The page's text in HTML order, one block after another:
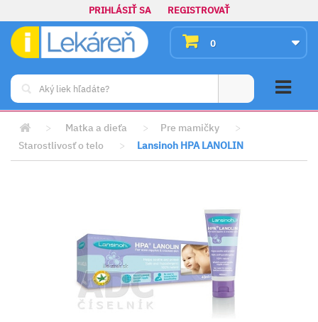
PRIHLÁSIŤ SA REGISTROVAŤ
0
> Matka a dieťa > Pre mamičky
>
Starostlivosť o telo
> Lansinoh HPA LANOLIN